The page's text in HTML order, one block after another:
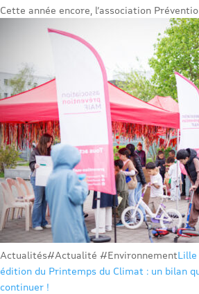
Cette année encore, l’association
Actualités#Actualité #EnvironnementLille
édition du Printemps du Climat : un bilan
continuer !